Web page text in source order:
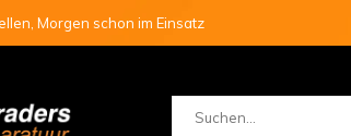
Morgen schon im Einsatz